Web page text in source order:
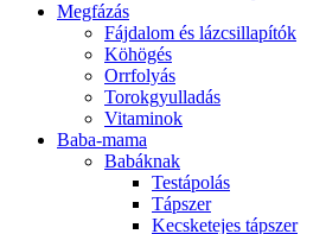
Megfázás
Fájdalom és lázcsillapítók
Köhögés
Orrfolyás
Torokgyulladás
Vitaminok
Baba-mama
Babáknak
Testápolás
Tápszer
Kecsketejes tápszer